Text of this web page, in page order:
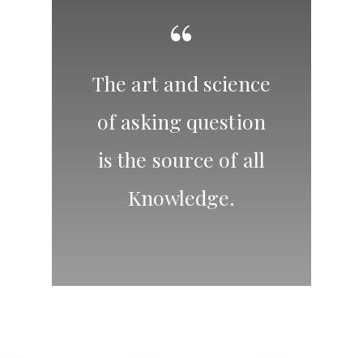
“
The art and science
of asking question
is the source of all
Knowledge.